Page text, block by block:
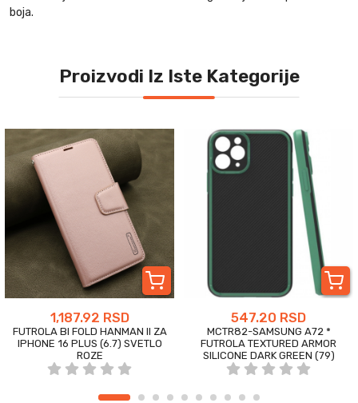
boja.
Proizvodi Iz Iste Kategorije
1,187.92 RSD
FUTROLA BI FOLD HANMAN II ZA
IPHONE 16 PLUS (6.7) SVETLO
ROZE
547.20 RSD
MCTR82-SAMSUNG A72 *
FUTROLA TEXTURED ARMOR
SILICONE DARK GREEN (79)